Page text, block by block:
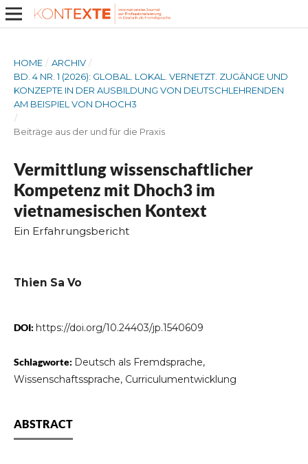
HOME / ARCHIV /
BD. 4 NR. 1 (2026): GLOBAL. LOKAL. VERNETZT. ZUGÄNGE UND
KONZEPTE IN DER AUSBILDUNG VON DEUTSCHLEHRENDEN
AM BEISPIEL VON DHOCH3
/
Beiträge aus der und für die Praxis
Vermittlung wissenschaftlicher
Kompetenz mit Dhoch3 im
vietnamesischen Kontext
Ein Erfahrungsbericht
Thien Sa Vo
DOI: https://doi.org/10.24403/jp.1540609
Schlagworte: Deutsch als Fremdsprache,
Wissenschaftssprache, Curriculumentwicklung
ABSTRACT